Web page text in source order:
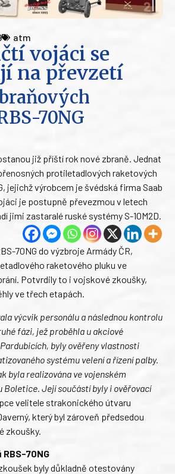
atm
vojáci se
na převzetí
70NG
již příští rok nové zbraně. Jednat
protiletadlových raketových
jejichž výrobcem je švédská firma Saab
je postupně převezmou v letech
jimi zastaralé ruské systémy S-10M2D.
70NG do výzbroje Armády ČR,
raketového pluku ve
Potvrdily to i vojskové zkoušky,
ve třech etapách.
výcvik personálu a následnou kontrolu
fázi, jež proběhla u akciové
byly ověřeny vlastnosti
systému velení a řízení palby.
byla realizována ve vojenském
Boletice. Její součástí byly i ověřovací
velitele strakonického útvaru
který byl zároveň předsedou
zkoušky.
70NG
byly důkladně otestovány